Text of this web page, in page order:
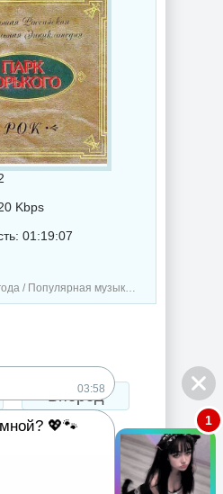
Kbps
01:19:07
/ Рок - альтернативная музыка / Метал музыка / Сборник музыка
Вперед
03:58
💖🐾 1